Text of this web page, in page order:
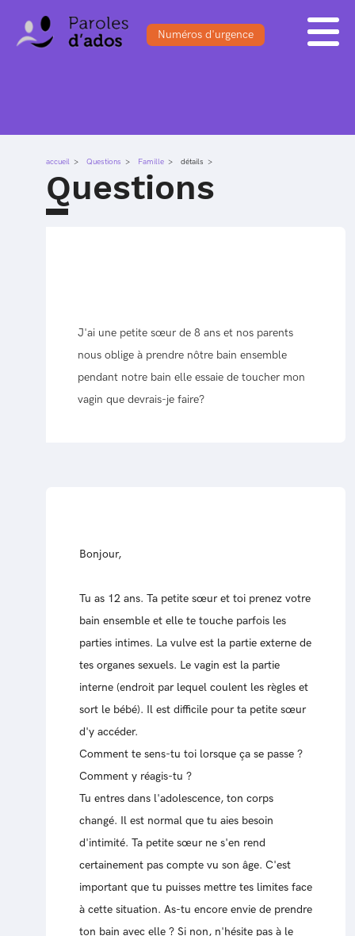
Numéros d'urgence
ACCUEIL
SONDAGES
accueil Questions Famille détails
Questions
J'ai une petite sœur de 8 ans et nos parents
nous oblige à prendre nôtre bain ensemble
pendant notre bain elle essaie de toucher mon
vagin que devrais-je faire?
Bonjour,
Tu as 12 ans. Ta petite sœur et toi prenez votre
bain ensemble et elle te touche parfois les
parties intimes. La vulve est la partie externe de
tes organes sexuels. Le vagin est la partie
interne (endroit par lequel coulent les règles et
sort le bébé). Il est difficile pour ta petite sœur
d'y accéder.
Comment te sens-tu toi lorsque ça se passe ?
Comment y réagis-tu ?
Tu entres dans l'adolescence, ton corps
changé. Il est normal que tu aies besoin
d'intimité. Ta petite sœur ne s'en rend
certainement pas compte vu son âge. C'est
important que tu puisses mettre tes limites face
à cette situation. As-tu encore envie de prendre
ton bain avec elle ? Si non, n'hésite pas à le